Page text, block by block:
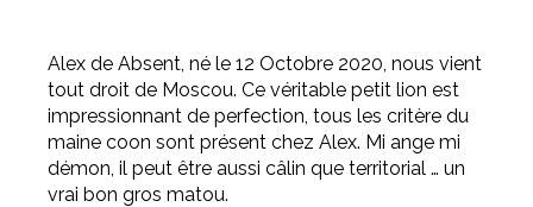
Alex de Absent, né le 12 Octobre 2020, nous vient
tout droit de Moscou. Ce véritable petit lion est
impressionnant de perfection, tous les critère du
maine coon sont présent chez Alex. Mi ange mi
démon, il peut être aussi câlin que territorial … un
vrai bon gros matou.